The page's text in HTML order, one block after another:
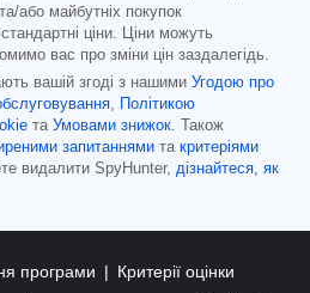
або майбутніх покупок
ціни. Ціни можуть
вас про зміни цін заздалегідь.
вашій згоді з нашими Угодою про
Політикою
та Умовами знижок . Також
запитаннями та критеріями
видалити SpyHunter, дізнайтеся, як
програми
Критерії оцінки